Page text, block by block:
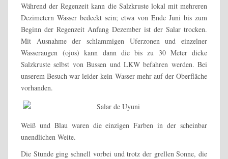
Während der Regenzeit kann die Salzkruste lokal mit mehreren
Dezimetern Wasser bedeckt sein; etwa von Ende Juni bis zum
Beginn der Regenzeit Anfang Dezember ist der Salar trocken.
Mit Ausnahme der schlammigen Uferzonen und einzelner
Wasseraugen (ojos) kann dann die bis zu 30 Meter dicke
Salzkruste selbst von Bussen und LKW befahren werden. Bei
unserem Besuch war leider kein Wasser mehr auf der Oberfläche
vorhanden.
Weiß und Blau waren die einzigen Farben in der scheinbar
unendlichen Weite.
Die Stunde ging schnell vorbei und trotz der grellen Sonne, die